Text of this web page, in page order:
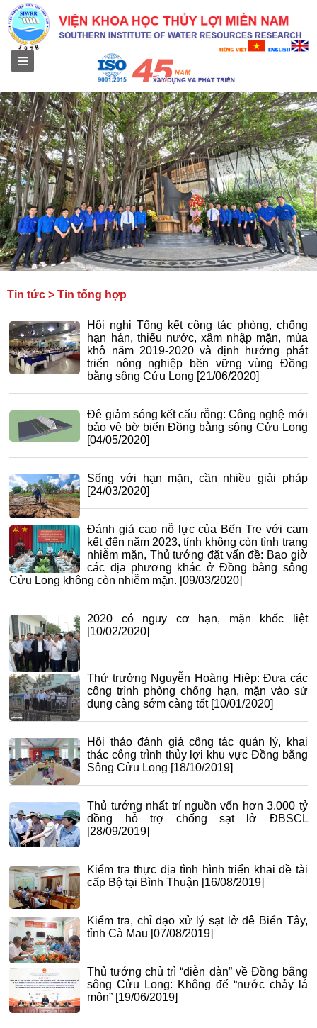
Tin tức > Tin tổng hợp
Hội nghị Tổng kết công tác phòng, chống
hạn hán, thiếu nước, xâm nhập mặn, mùa
khô năm 2019-2020 và định hướng phát
triển nông nghiệp bền vững vùng Đồng
bằng sông Cửu Long [21/06/2020]
Đê giảm sóng kết cấu rỗng: Công nghệ mới
bảo vệ bờ biển Đồng bằng sông Cửu Long
[04/05/2020]
Sống với hạn mặn, cần nhiều giải pháp
[24/03/2020]
Đánh giá cao nỗ lực của Bến Tre với cam
kết đến năm 2023, tỉnh không còn tình trạng
nhiễm mặn, Thủ tướng đặt vấn đề: Bao giờ
các địa phương khác ở Đồng bằng sông
Cửu Long không còn nhiễm mặn. [09/03/2020]
2020 có nguy cơ hạn, mặn khốc liệt
[10/02/2020]
Thứ trưởng Nguyễn Hoàng Hiệp: Đưa các
công trình phòng chống hạn, mặn vào sử
dụng càng sớm càng tốt [10/01/2020]
Hội thảo đánh giá công tác quản lý, khai
thác công trình thủy lợi khu vực Đồng bằng
Sông Cửu Long [18/10/2019]
Thủ tướng nhất trí nguồn vốn hơn 3.000 tỷ
đồng hỗ trợ chống sạt lở ĐBSCL
[28/09/2019]
Kiểm tra thực địa tình hình triển khai đề tài
cấp Bộ tại Bình Thuận [16/08/2019]
Kiểm tra, chỉ đạo xử lý sạt lở đê Biển Tây,
tỉnh Cà Mau [07/08/2019]
Thủ tướng chủ trì “diễn đàn” về Đồng bằng
sông Cửu Long: Không để “nước chảy lá
môn” [19/06/2019]